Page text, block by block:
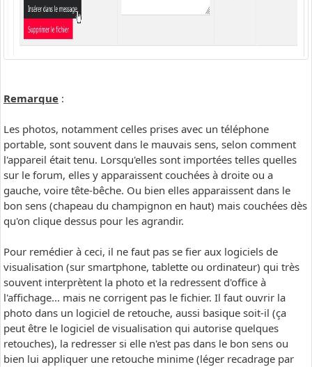
Remarque :
Les photos, notamment celles prises avec un téléphone
portable, sont souvent dans le mauvais sens, selon comment
l'appareil était tenu. Lorsqu'elles sont importées telles quelles
sur le forum, elles y apparaissent couchées à droite ou a
gauche, voire tête-bêche. Ou bien elles apparaissent dans le
bon sens (chapeau du champignon en haut) mais couchées dès
qu'on clique dessus pour les agrandir.
Pour remédier à ceci, il ne faut pas se fier aux logiciels de
visualisation (sur smartphone, tablette ou ordinateur) qui très
souvent interprètent la photo et la redressent d'office à
l'affichage... mais ne corrigent pas le fichier. Il faut ouvrir la
photo dans un logiciel de retouche, aussi basique soit-il (ça
peut être le logiciel de visualisation qui autorise quelques
retouches), la redresser si elle n'est pas dans le bon sens ou
bien lui appliquer une retouche minime (léger recadrage par